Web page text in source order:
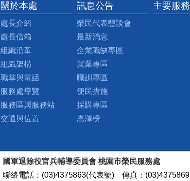
:::
關於本處
處長介紹
處長信箱
組織沿革
組織架構
職掌與電話
服務處導覽
服務區與服務站
交通與位置
訊息公告
榮民代表懇談會
最新消息
企業職缺專區
就業專區
職訓專區
便民措施
採購專區
恩澤榜
主要服務
國軍退除役官兵輔導委員會 桃園市榮民服務處
聯絡電話：(03)4375863(代表號) 傳真：(03)4375869